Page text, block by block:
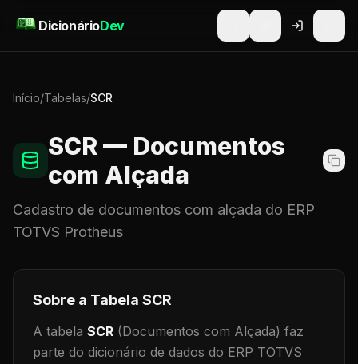
DicionárioDev
Início/Tabelas/SCR
SCR — Documentos
com Alçada
Cadastro de documentos com alçada do ERP
TOTVS Protheus
Sobre a Tabela SCR
A tabela SCR (Documentos com Alçada) faz
parte do dicionário de dados do ERP TOTVS